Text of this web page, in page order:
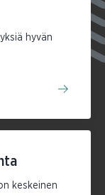
hyvän
keskeinen